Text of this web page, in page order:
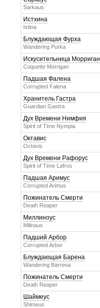
Sarkaus
Истхина
Istina
Блуждающая Фурха
Wandering Purka
Искусительница Морриган
Coquette Morrigan
Падшая Фалена
Corrupted Falena
Хранитель Гастра
Guardian Gastra
Дух Времени Нимфия
Spirit of Time Nympia
Октавис
Octavis
Дух Времени Рафорус
Spirit of Time Lafros
Падшая Аримус
Corrupted Arimus
Пожинатель Смерти
Death Reaper
Миллиноус
Milinaus
Падший Арбор
Corrupted Arbor
Блуждающая Барена
Wandering Barrena
Пожинатель Смерти
Death Reaper
Шаймеус
Shimeus